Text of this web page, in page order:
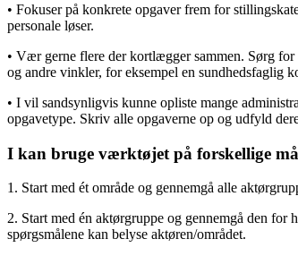
• Fokuser på konkrete opgaver frem for
personale løser.
• Vær gerne flere der kortlægger sammen. Sørg for
og andre vinkler, for eksempel en sundhedsfaglig
• I vil sandsynligvis kunne opliste mange
opgavetype. Skriv alle opgaverne op og udfyld
I kan bruge værktøjet på forskellige
1. Start med ét område og gennemgå alle
2. Start med én aktørgruppe og gennemgå den
spørgsmålene kan belyse aktøren/området.